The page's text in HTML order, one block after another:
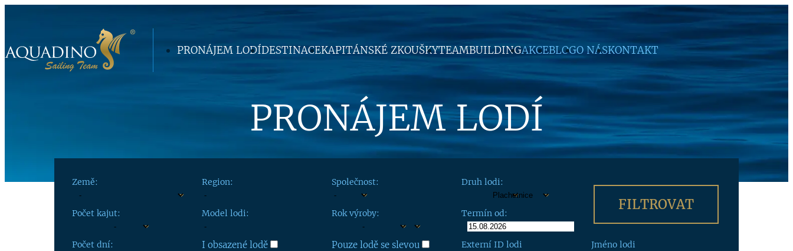
PRONÁJEM LODÍDESTINACEKAPITÁNSKÉ ZKOUŠKYTEAMBUILDINGAKCEBLOGO NÁSKONTAKT
PRONÁJEM LODÍ
Země: Region: Společnost: Druh lodi:
Počet kajut: Model lodi: Rok výroby: Termín od:
Počet dní: I obsazené lodě Pouze lodě se slevou Externí ID lodi Jméno lodi